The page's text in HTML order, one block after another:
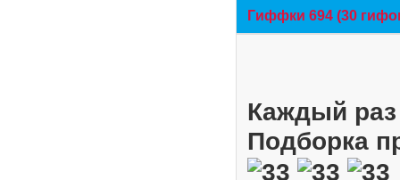
Гиффки 694 (30
Каждый
Подборка